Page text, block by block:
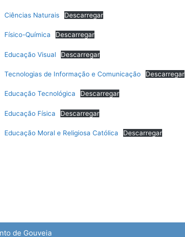
Ciências Naturais Descarregar
Físico-Química Descarregar
Educação Visual Descarregar
Tecnologias de Informação e Comunicação Descarregar
Educação Tecnológica Descarregar
Educação Física Descarregar
Educação Moral e Religiosa Católica Descarregar
de Gouveia